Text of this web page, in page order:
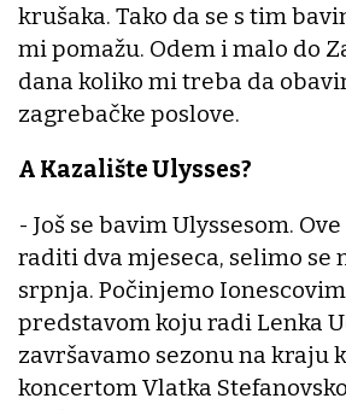
krušaka. Tako da se s tim
mi pomažu. Odem i malo do
dana koliko mi treba da
zagrebačke poslove.
A Kazalište Ulysses?
- Još se bavim Ulyssesom.
raditi dva mjeseca, selimo se
srpnja. Počinjemo
predstavom koju radi Lenka
završavamo sezonu na kraju
koncertom Vlatka